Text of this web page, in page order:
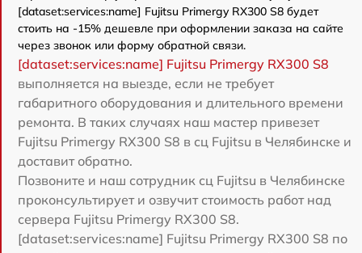
[dataset:services:name] Fujitsu Primergy RX300 S8 будет
стоить на -15% дешевле при оформлении заказа на сайте
через звонок или форму обратной связи.
[dataset:services:name] Fujitsu Primergy RX300 S8
выполняется на выезде, если не требует
габаритного оборудования и длительного времени
ремонта. В таких случаях наш мастер привезет
Fujitsu Primergy RX300 S8 в сц Fujitsu в Челябинске и
доставит обратно.
Позвоните и наш сотрудник сц Fujitsu в Челябинске
проконсультирует и озвучит стоимость работ над
сервера Fujitsu Primergy RX300 S8.
[dataset:services:name] Fujitsu Primergy RX300 S8 по